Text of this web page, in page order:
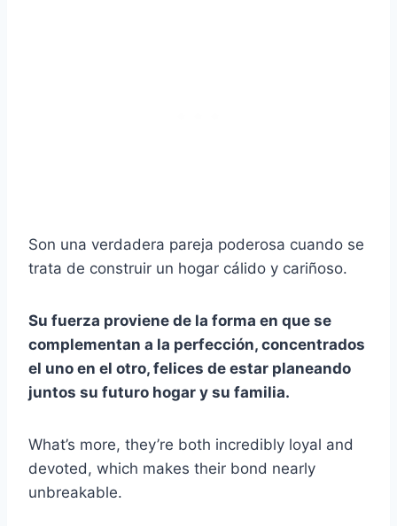
Son una verdadera pareja poderosa cuando se
trata de construir un hogar cálido y cariñoso.
Su fuerza proviene de la forma en que se
complementan a la perfección, concentrados
el uno en el otro, felices de estar planeando
juntos su futuro hogar y su familia.
What’s more, they’re both incredibly loyal and
devoted, which makes their bond nearly
unbreakable.